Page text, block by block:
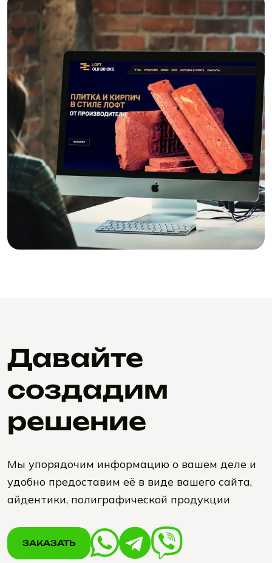
Давайте
создадим
решение
Мы упорядочим информацию о вашем деле и
удобно предоставим её в виде вашего сайта,
айдентики, полиграфической продукции
ЗАКАЗАТЬ